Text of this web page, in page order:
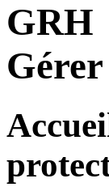
GRH